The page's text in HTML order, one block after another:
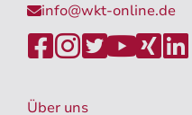
info@wkt-online.de
  
Über uns